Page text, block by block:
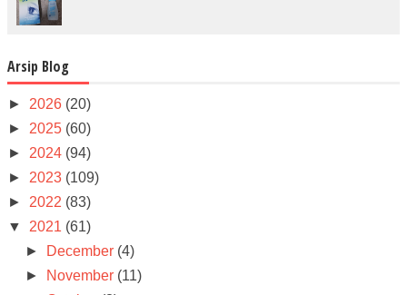
Arsip Blog
► 2026 (20)
► 2025 (60)
► 2024 (94)
► 2023 (109)
► 2022 (83)
▼ 2021 (61)
►
December (4)
►
November (11)